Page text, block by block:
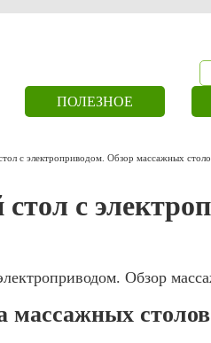
ПОЛЕЗНОЕ
с электроприводом. Обзор массажных
с